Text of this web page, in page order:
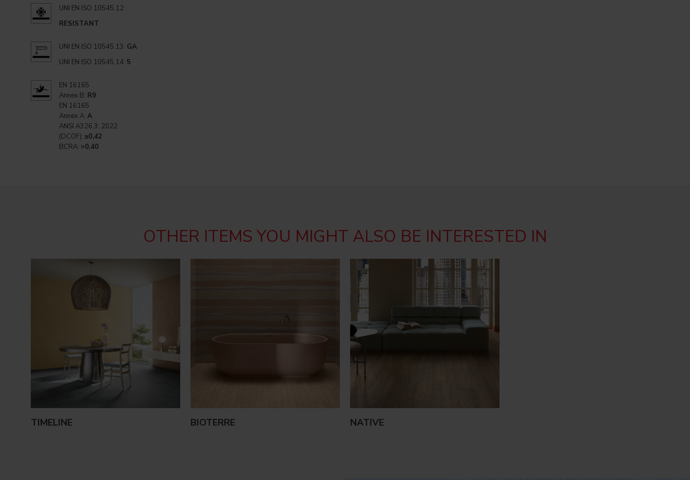
UNI EN ISO 10545.12:
RESISTANT
UNI EN ISO 10545.13: GA
UNI EN ISO 10545.14: 5
EN 16165
Annex B: R9
EN 16165
Annex A: A
ANSI A326.3: 2022
(DCOF): ≥0,42
BCRA: >0,40
OTHER ITEMS YOU MIGHT ALSO BE INTERESTED IN
TIMELINE BIOTERRE NATIVE